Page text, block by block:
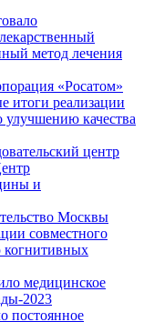
метод лечения
«Росатом»
итоги реализации
улучшению качества
центр
и
Москвы
совместного
когнитивных
медицинское
2023
постоянное